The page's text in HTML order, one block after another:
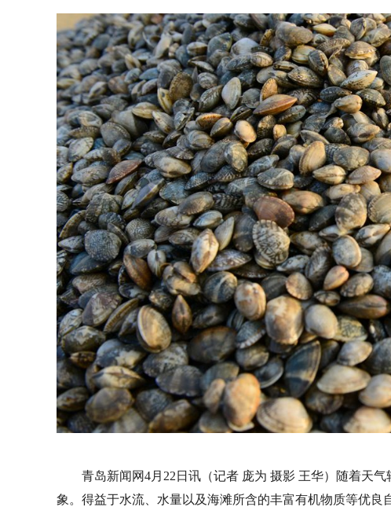
青岛新闻网4月22日讯（记者 庞为 摄影 王华）随着天
象。得益于水流、水量以及海滩所含的丰富有机物质等优良